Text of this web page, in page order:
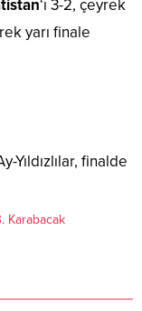
‘ı 3-2, çeyrek
yarı finale
Yıldızlılar, finalde